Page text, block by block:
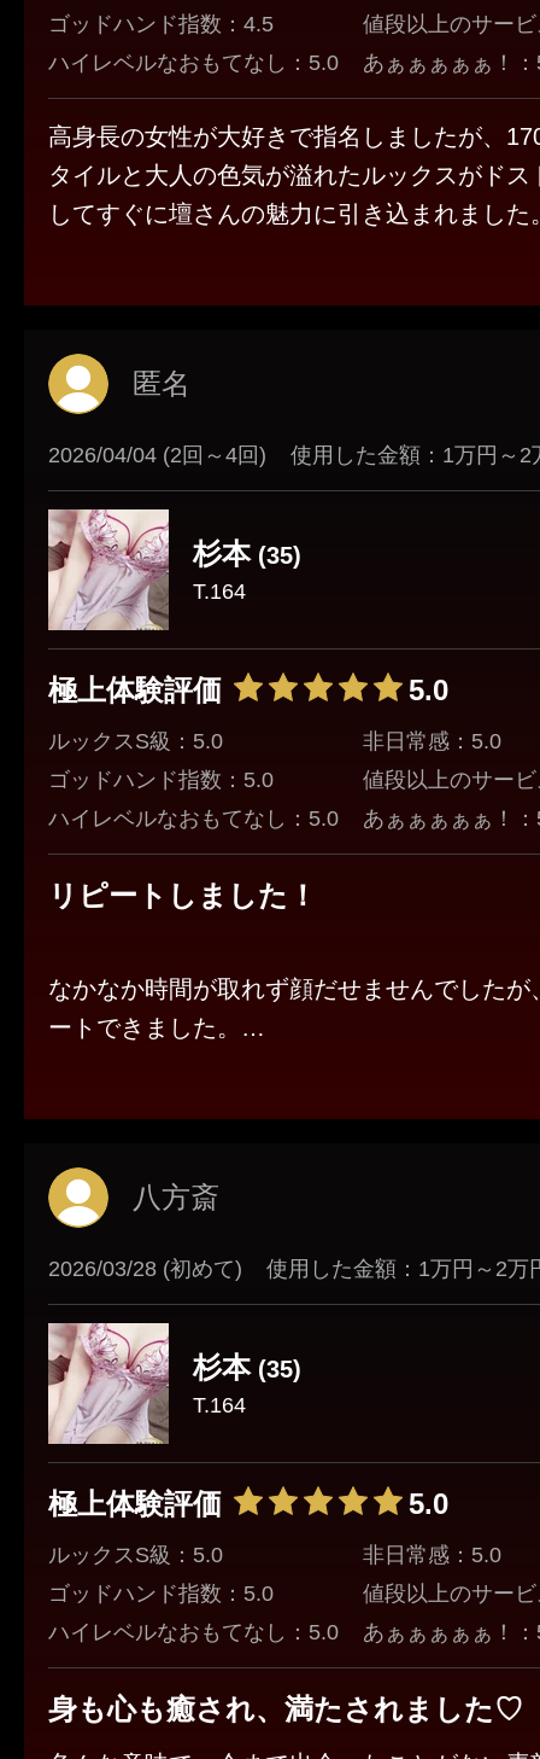
ゴッドハンド指数：4.5
ハイレベルなおもてなし：5.0
値段以上のサー
あぁぁぁぁぁ！
高身長の女性が大好きで指名しましたが、
タイルと大人の色気が溢れたルックスがドス
してすぐに壇さんの魅力に引き込まれました
スタイル抜群で大人の落ち着いた美人さんが
刺さると思うので気になる方はぜひ指名し
ょうか。
私は次回も必ず指名します。
匿名
2026/04/04 (2回～4回) 使用した金額：1万円～2
杉本(35)
T.164
極上体験評価 5.0
ルックスS級：5.0
ゴッドハンド指数：5.0
ハイレベルなおもてなし：5.0
非日常感：5.0
値段以上のサー
あぁぁぁぁぁ！
リピートしました！
なかなか時間が取れず顔だせませんでしたが
ートできました。
施術の方は、あれ？前回よりもテクニックあ
何だこれは癒されるーって感じです。
これは次回はさらに凄いことになるんではな
らみます。
次回を楽しみに明日から頑張ります！
八方斎
2026/03/28 (初めて) 使用した金額：1万円～2万
杉本(35)
T.164
極上体験評価 5.0
ルックスS級：5.0
ゴッドハンド指数：5.0
ハイレベルなおもてなし：5.0
非日常感：5.0
値段以上のサー
あぁぁぁぁぁ！
身も心も癒され、満たされました♡